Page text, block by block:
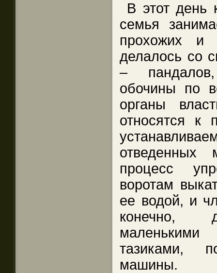
В этот день
семья
прохожих и
делалось со
–
обочины по
органы
относятся к
отведенных
процесс
воротам
ее водой, и
конечно,
тазиками,
машины.